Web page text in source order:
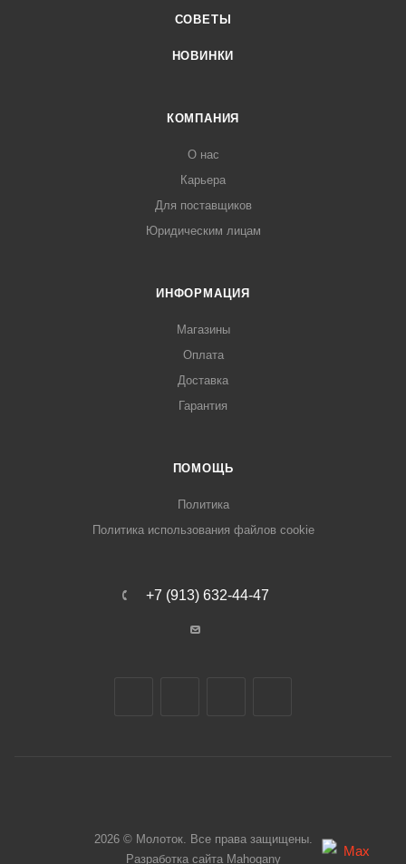
СОВЕТЫ
НОВИНКИ
КОМПАНИЯ
О нас
Карьера
Для поставщиков
Юридическим лицам
ИНФОРМАЦИЯ
Магазины
Оплата
Доставка
Гарантия
ПОМОЩЬ
Политика
Политика использования файлов cookie
+7 (913) 632-44-47
2026 © Молоток. Все права защищены.
Разработка сайта Mahogany